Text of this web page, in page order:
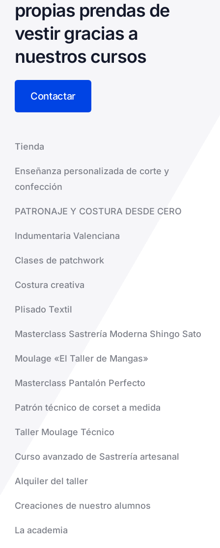
propias prendas de
vestir gracias a
nuestros cursos
Contactar
Tienda
Enseñanza personalizada de corte y
confección
PATRONAJE Y COSTURA DESDE CERO
Indumentaria Valenciana
Clases de patchwork
Costura creativa
Plisado Textil
Masterclass Sastrería Moderna Shingo Sato
Moulage «El Taller de Mangas»
Masterclass Pantalón Perfecto
Patrón técnico de corset a medida
Taller Moulage Técnico
Curso avanzado de Sastrería artesanal
Alquiler del taller
Creaciones de nuestro alumnos
La academia